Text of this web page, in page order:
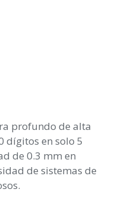
profundo de alta
dígitos en solo 5
de 0.3 mm en
de sistemas de